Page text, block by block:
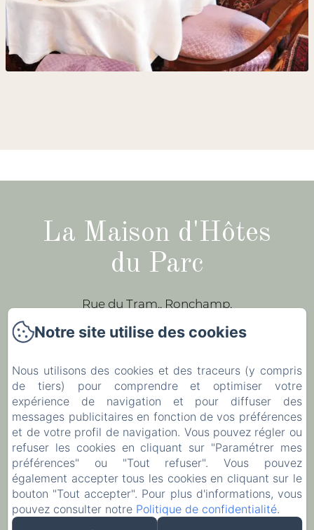
La Maison d'Hôtes
du Parc
Rue du Tram,, Ronchamp,
Téléphone: +33 6 47 17 70 83 / +33 3 84 63
leparc-egeorges@wanadoo.fr
Accueil
Les chambres
Contact
EN
FR
Notre site utilise des cookies
Nous utilisons des cookies et des traceurs (y compris
de tiers) pour comprendre et optimiser votre
expérience de navigation et pour diffuser des
messages publicitaires en fonction de vos préférences
et de votre profil de navigation. Vous pouvez régler ou
refuser les cookies en cliquant sur "Paramétrer mes
préférences" ou "Tout refuser". Vous pouvez
également accepter tous les cookies en cliquant sur le
bouton "Tout accepter". Pour plus d'informations, vous
pouvez consulter notre Politique de confidentialité.